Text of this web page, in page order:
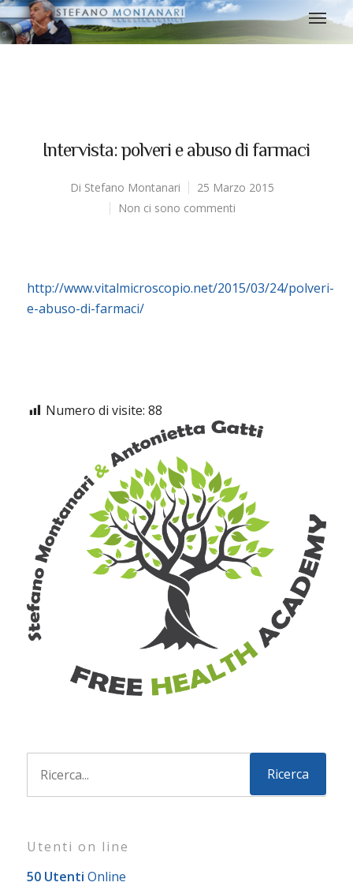
Intervista: polveri e abuso di farmaci
Di Stefano Montanari
25 Marzo 2015
Non ci sono commenti
http://www.vitalmicroscopio.net/2015/03/24/polveri-
e-abuso-di-farmaci/
Numero di visite: 88
Utenti on line
50 Utenti Online